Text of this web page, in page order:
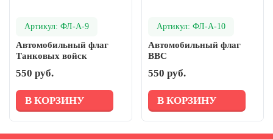
Артикул: ФЛ-А-9
Автомобильный флаг
Танковых войск
550 руб.
В КОРЗИНУ
Артикул: ФЛ-А-10
Автомобильный флаг
ВВС
550 руб.
В КОРЗИНУ